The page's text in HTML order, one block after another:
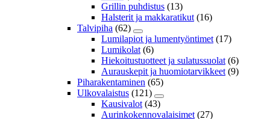
Grillin puhdistus (13)
Halsterit ja makkaratikut (16)
Talvipiha (62)
Lumilapiot ja lumentyöntimet (17)
Lumikolat (6)
Hiekoitustuotteet ja sulatussuolat (6)
Aurauskepit ja huomiotarvikkeet (9)
Piharakentaminen (65)
Ulkovalaistus (121)
Kausivalot (43)
Aurinkokennovalaisimet (27)